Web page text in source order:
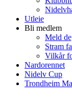
Utleie
Bli medlem
Meld
Stram
Vilkår
Nardorennet
Nidelv Cup
Trondheim